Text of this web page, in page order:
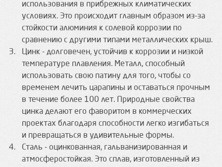
использования в прибрежных климатических
условиях. Это происходит главным образом из-за
стойкости алюминия к солевой коррозии по
сравнению с другими типами металлических крыш.
Цинк - долговечен, устойчив к коррозии и низкой
температуре плавления. Металл, способный
использовать свою патину для того, чтобы со
временем лечить царапины и оставаться прочным
в течение более 100 лет. Природные свойства
цинка делают его фаворитом в коммерческих
проектах благодаря способности легко изгибаться
и превращаться в удивительные формы.
Сталь - оцинкованная, гальванизированная и
атмосферостойкая. Это сплав, изготовленный из